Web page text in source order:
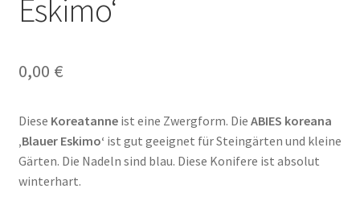
Eskimo‘
0,00 €
Diese Koreatanneist eine Zwergform. Die ABIES koreana
‚Blauer Eskimo‘ ist gut geeignet für Steingärten und kleine
Gärten. Die Nadeln sind blau. Diese Konifere ist absolut
winterhart.